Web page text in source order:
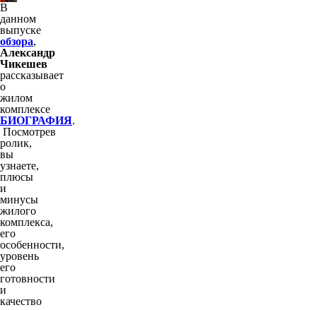
В
данном
выпуске
обзора,
Александр
Чикешев
рассказывает
о
жилом
комплексе
БИОГРАФИЯ.
Посмотрев
ролик,
вы
узнаете,
плюсы
и
минусы
жилого
комплекса,
его
особенности,
уровень
его
готовности
и
качество